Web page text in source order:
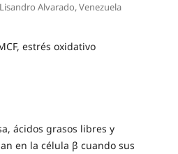
Alvarado, Venezuela
estrés oxidativo
ácidos grasos libres y
en la célula β cuando sus